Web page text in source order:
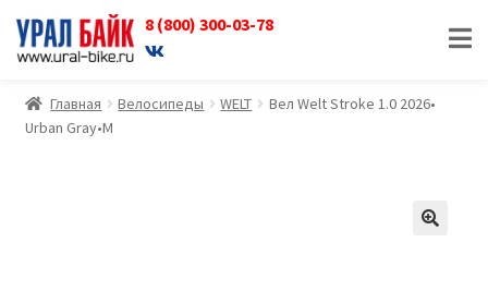
8 (800) 300-03-78
Перейти
к
навигации
Перейти
к
содержимому
Главная Велосипеды WELT
Вел Welt Stroke 1.0 2026•
Urban Gray•M